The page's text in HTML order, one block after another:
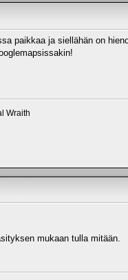
paikkaa ja siellähän on
Wraith
mukaan tulla mitään.